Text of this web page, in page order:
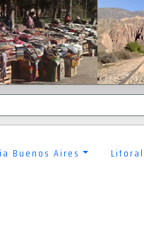
Buenos Aires Litoral